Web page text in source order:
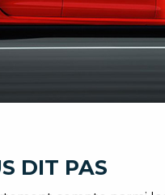
DIT PAS